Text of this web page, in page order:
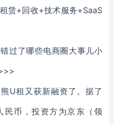
赁+回收+技术服务+SaaS
过了哪些电商圈大事儿小
U租又获新融资了。据了
民币，投资方为京东（领